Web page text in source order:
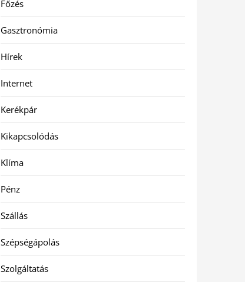
Főzés
Gasztronómia
Hírek
Internet
Kerékpár
Kikapcsolódás
Klíma
Pénz
Szállás
Szépségápolás
Szolgáltatás